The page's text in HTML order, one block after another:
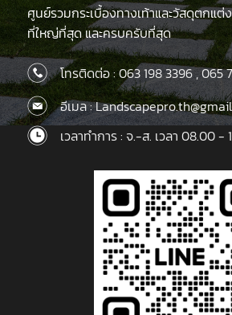
ศูนย์รวมกระเบื้องทางเท้าและวัสดุตกแต่
ที่ใหญ่ที่สุด และครบครับที่สุด
โทรติดต่อ :063 198 3396,065
อีเมล :
เวลาทำการ : จ.-ส. เวลา 08.00 -